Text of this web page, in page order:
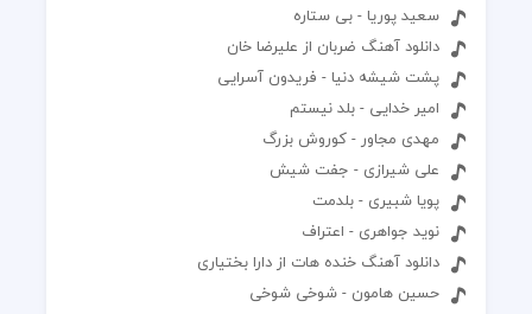
سعید پوریا - بی ستاره
دانلود آهنگ ضربان از علیرضا خان
پشت شیشه دنیا - فریدون آسرایی
امیر خدایی - بلد نیستم
مهدی مجاور - کوروش بزرگ
علی شیرازی - جفت شیش
پویا شبیری - بلدمت
نوید جواهری - اعتراف
دانلود آهنگ خنده هات از دارا بختیاری
حسین هامون - شوخی شوخی